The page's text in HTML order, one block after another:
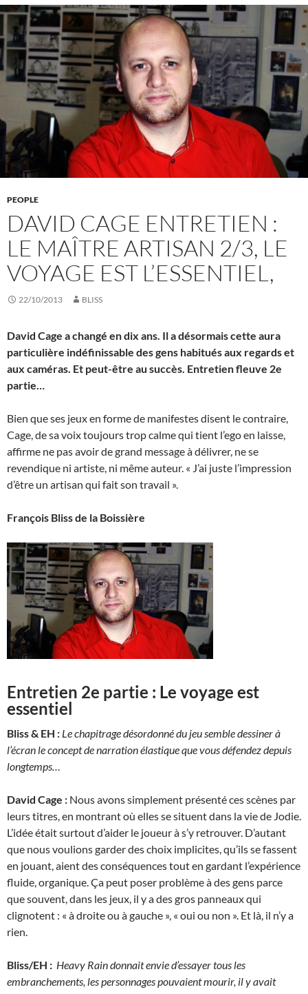
PEOPLE
DAVID CAGE ENTRETIEN :
LE MAÎTRE ARTISAN 2/3, LE
VOYAGE EST L’ESSENTIEL,
22/10/2013 BLISS
David Cage a changé en dix ans. Il a désormais cette aura
particulière indéfinissable des gens habitués aux regards et
aux caméras. Et peut-être au succès. Entretien fleuve 2e
partie…
Bien que ses jeux en forme de manifestes disent le contraire,
Cage, de sa voix toujours trop calme qui tient l’ego en laisse,
affirme ne pas avoir de grand message à délivrer, ne se
revendique ni artiste, ni même auteur. « J’ai juste l’impression
d’être un artisan qui fait son travail ».
François Bliss de la Boissière
Entretien 2e partie : Le voyage est
essentiel
Bliss & EH : Le chapitrage désordonné du jeu semble dessiner à
l’écran le concept de narration élastique que vous défendez depuis
longtemps…
David Cage : Nous avons simplement présenté ces scènes par
leurs titres, en montrant où elles se situent dans la vie de Jodie.
L’idée était surtout d’aider le joueur à s’y retrouver. D’autant
que nous voulions garder des choix implicites, qu’ils se fassent
en jouant, aient des conséquences tout en gardant l’expérience
fluide, organique. Ça peut poser problème à des gens parce
que souvent, dans les jeux, il y a des gros panneaux qui
clignotent : « à droite ou à gauche », « oui ou non ». Et là, il n’y a
rien.
Bliss/EH : Heavy Rain donnait envie d’essayer tous les
embranchements, les personnages pouvaient mourir, il y avait